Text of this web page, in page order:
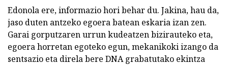
Edonola ere, informazio hori behar du. Jakina, hau da,
jaso duten antzeko egoera batean eskaria izan zen.
Garai gorputzaren urrun kudeatzen bizirauteko eta,
egoera horretan egoteko egun, mekanikoki izango da
sentsazio eta direla bere DNA grabatutako ekintza